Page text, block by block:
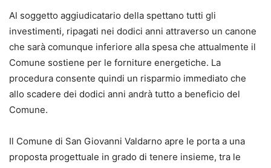
Al soggetto aggiudicatario della spettano tutti gli
investimenti, ripagati nei dodici anni attraverso un canone
che sarà comunque inferiore alla spesa che attualmente il
Comune sostiene per le forniture energetiche. La
procedura consente quindi un risparmio immediato che
allo scadere dei dodici anni andrà tutto a beneficio del
Comune.
Il Comune di San Giovanni Valdarno apre le porta a una
proposta progettuale in grado di tenere insieme, tra le